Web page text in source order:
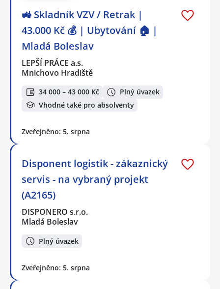
🚜 Skladník VZV / Retrak |
43.000 Kč 💰 | Ubytování 🏠 |
Mladá Boleslav
LEPŠÍ PRÁCE a.s.
Mnichovo Hradiště
34 000 – 43 000 Kč
Plný úvazek
Vhodné také pro absolventy
Zveřejněno: 5. srpna
Disponent logistik - zákaznický
servis - na vybraný projekt
(A2165)
DISPONERO s.r.o.
Mladá Boleslav
Plný úvazek
Zveřejněno: 5. srpna